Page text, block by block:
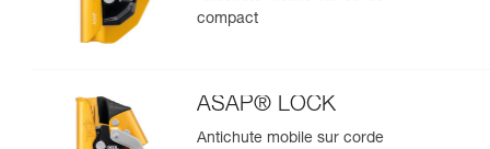
compact
ASAP® LOCK
Antichute mobile sur corde